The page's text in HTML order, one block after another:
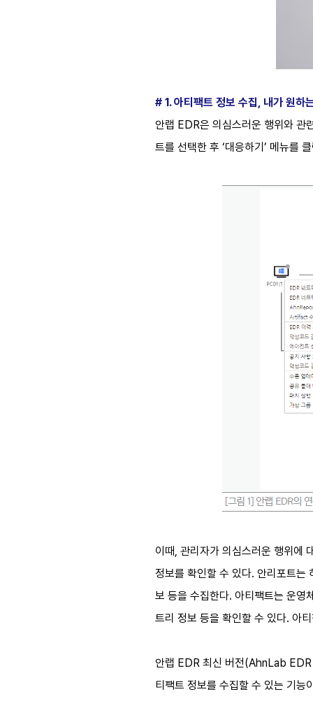
# 1. 아티팩트 정보 수집, 내가 원하
안랩 EDR은 의심스러운 행위와 관
트를 선택한 후 ‘대응하기’ 메뉴를
이때, 관리자가 의심스러운 행위
정보를 확인할 수 있다. 안리포트는
보 등을 수집한다. 아티팩트는 운영
트리 정보 등을 확인할 수 있다. 아
안랩 EDR 최신 버전(AhnLab EDR
티팩트 정보를 수집할 수 있는 기능